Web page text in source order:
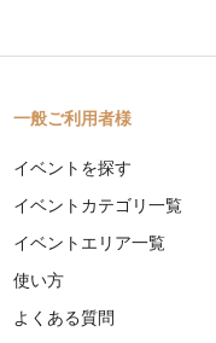
一般ご利用者様
イベントを探す
イベントカテゴリ一覧
イベントエリア一覧
使い方
よくある質問